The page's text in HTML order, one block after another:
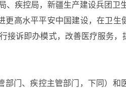
疾控局，新疆生产建设兵团卫
更高水平平安中国建设，在卫生
接诉即办模式，改善医疗服务
部门、疾控主管部门，下同）和